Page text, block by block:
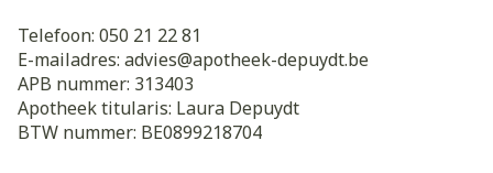
Telefoon: 050 21 22 81
E-mailadres: advies@apotheek-depuydt.be
APB nummer: 313403
Apotheek titularis: Laura Depuydt
BTW nummer: BE0899218704